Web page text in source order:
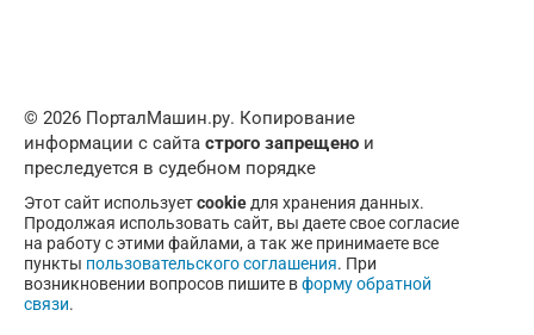
© 2026 ПорталМашин.ру. Копирование
информации с сайта строго запрещено и
преследуется в судебном порядке
Этот сайт используетcookieдля хранения данных.
Продолжая использовать сайт, вы даете свое согласие
на работу с этими файлами, а так же принимаете все
пункты пользовательского соглашения. При
возникновении вопросов пишите вформу обратной
связи.